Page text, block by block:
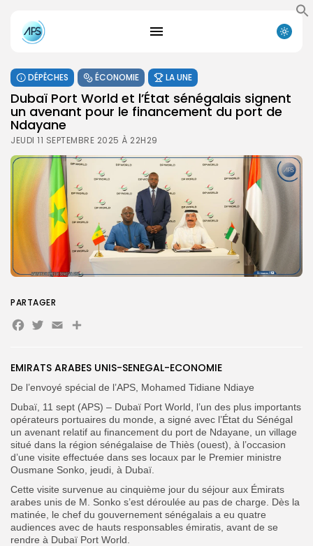
Search
for:
Search
Button
FR
DÉPÊCHES ÉCONOMIE LA UNE
Dubaï Port World et l’État sénégalais signent
un avenant pour le financement du port de
Ndayane
JEUDI 11 SEPTEMBRE 2025 À 22H29
EMIRATS ARABES UNIS-SENEGAL-ECONOMIE
De l’envoyé spécial de l’APS, Mohamed Tidiane Ndiaye
Dubaï, 11 sept (APS) – Dubaï Port World, l’un des plus importants
opérateurs portuaires du monde, a signé avec l’État du Sénégal
un avenant relatif au financement du port de Ndayane, un village
situé dans la région sénégalaise de Thiès (ouest), à l’occasion
d’une visite effectuée dans ses locaux par le Premier ministre
Ousmane Sonko, jeudi, à Dubaï.
Cette visite survenue au cinquième jour du séjour aux Émirats
arabes unis de M. Sonko s’est déroulée au pas de charge. Dès la
matinée, le chef du gouvernement sénégalais a eu quatre
audiences avec de hauts responsables émiratis, avant de se
rendre à Dubaï Port World.
PARTAGER
Facebook
Twitter
EmailPartager